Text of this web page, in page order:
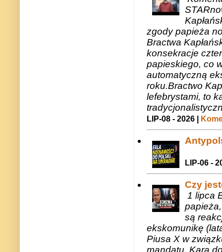
zgody papieża
Bractwa
konsekracje
papieskiego, co
automatyczną
roku.Bractwo
lefebrystami, to
LIP-08 - 2026 |
LIP-06 -
Czy
1 lipca
są
ekskomunikę
Piusa X w
mandatu. Kara